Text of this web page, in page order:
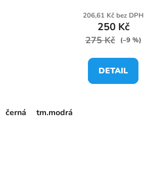
206,61 Kč bez DPH
250 Kč
275 Kč (–9 %)
DETAIL
černá tm.modrá